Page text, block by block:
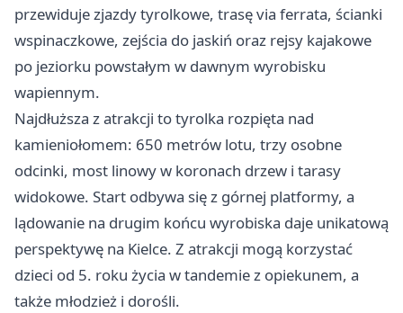
przewiduje zjazdy tyrolkowe, trasę via ferrata, ścianki
wspinaczkowe, zejścia do jaskiń oraz rejsy kajakowe
po jeziorku powstałym w dawnym wyrobisku
wapiennym.
Najdłuższa z atrakcji to tyrolka rozpięta nad
kamieniołomem: 650 metrów lotu, trzy osobne
odcinki, most linowy w koronach drzew i tarasy
widokowe. Start odbywa się z górnej platformy, a
lądowanie na drugim końcu wyrobiska daje unikatową
perspektywę na Kielce. Z atrakcji mogą korzystać
dzieci od 5. roku życia w tandemie z opiekunem, a
także młodzież i dorośli.